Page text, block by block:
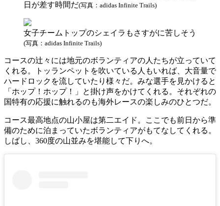
日が差す時間だ(写真：adidas Infinite Trails)
女子チームトップのシェイラもさすがに苦しそう
(写真：adidas Infinite Trails)
コースの辻々には地元のボランティアの人たちが立っていて
くれる。トッランペットを吹いている人もいれば、大音量で
ハードロックを流していたり様々だ。みな選手を見かけると
「ホップ！ホップ！」と掛け声をかけてくれる。それぞれの
国特有の応援に触れるのも海外レースの楽しみのひとつだ。
コース最高地点の山小屋は第二エイド。ここでも前日から準
備のために泊まっていたボランティアがもてなしてくれる。
しばし、360度の山並みを堪能して下りへ。